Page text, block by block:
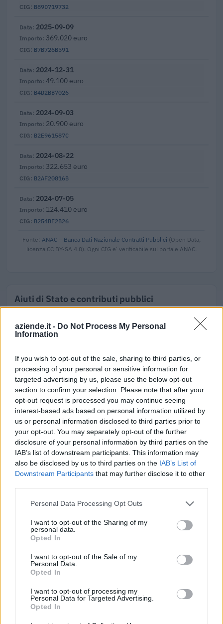
aziende.it - Do Not Process My Personal
Information
If you wish to opt-out of the sale, sharing to third parties, or
processing of your personal or sensitive information for
targeted advertising by us, please use the below opt-out
section to confirm your selection. Please note that after your
opt-out request is processed you may continue seeing
interest-based ads based on personal information utilized by
us or personal information disclosed to third parties prior to
your opt-out. You may separately opt-out of the further
disclosure of your personal information by third parties on the
IAB’s list of downstream participants. This information may
also be disclosed by us to third parties on the IAB’s List of
Downstream Participants that may further disclose it to other
Personal Data Processing Opt Outs
I want to opt-out of the Sharing of my
personal data.
Opted In
I want to opt-out of the Sale of my
Personal Data.
Opted In
I want to opt-out of processing my
Personal Data for Targeted Advertising.
Opted In
B89D719732
B7B726B591
2025-09-09
369.020 euro
B4D2BB7026
2024-12-31
49.100 euro
B2E961587C
2024-09-03
20.900 euro
B2AF20816B
2024-08-22
322.653 euro
B254BE2B26
2024-07-05
124.410 euro
Fonte: ANAC – Banca Dati Nazionale Contratti Pubblici (Open Data,
licenza CC BY-SA 4.0). Ogni CIG e' verificabile sul portale ANAC.
Aiuti di Stato e contributi pubblici
De Liberali Srl risulta beneficiaria di 19 aiuti o contributi
pubblici per un totale di 341.817 euro (2020–2026).
Nuova Sabatini - Finanziamenti per l'acquisto di
nuovi macchinari, impianti e attrezzature da parte delle
piccole e medi
Ministero delle Imprese e del Made in Italy -
Dipartimento per le politiche per
19.149 euro
2026-02-03
Esonero dal versamento dei contributi previdenziali
per nuove assunzioni/trasformazioni a tempo
indeterminato nel bienni
inps
2025-03-19
per nuove assunzioni/trasformazioni a tempo
indeterminato nel bienni
6.000 euro
2025-03-13
Nuova Sabatini - Finanziamenti per l'acquisto di
nuovi macchinari, impianti e attrezzature da parte delle
piccole e medi
Ministero delle Imprese e del Made in Italy -